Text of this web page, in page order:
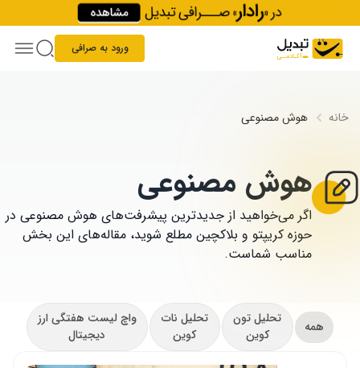
Skip to content
ورود به صرافی
خانه هوش مصنوعی
هوش مصنوعی
اگر می‌خواهید از جدیدترین پیشرفت‌های هوش مصنوعی در
حوزه کریپتو و بلاکچین مطلع شوید، مقاله‌های این بخش
مناسب شماست.
همه
تحلیل تون
کوین
تحلیل نات
کوین
واچ لیست هفتگی ارز
دیجیتال